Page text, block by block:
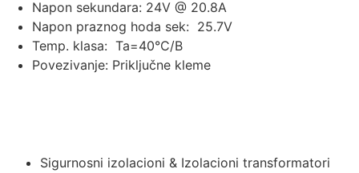
Napon sekundara: 24V @ 20.8A
Napon praznog hoda sek: 25.7V
Temp. klasa: Ta=40°C/B
Povezivanje: Priključne kleme
Sigurnosni izolacioni & Izolacioni transformatori